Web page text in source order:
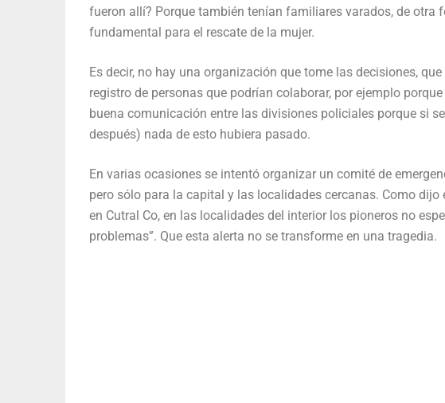
fueron allí? Porque también tenían familiares varados, de
fundamental para el rescate de la mujer.
Es decir, no hay una organización que tome las decisiones,
registro de personas que podrían colaborar, por ejemplo
buena comunicación entre las divisiones policiales porque si
después) nada de esto hubiera pasado.
En varias ocasiones se intentó organizar un comité de
pero sólo para la capital y las localidades cercanas. Como
en Cutral Co, en las localidades del interior los pioneros no
problemas”. Que esta alerta no se transforme en una tragedia.